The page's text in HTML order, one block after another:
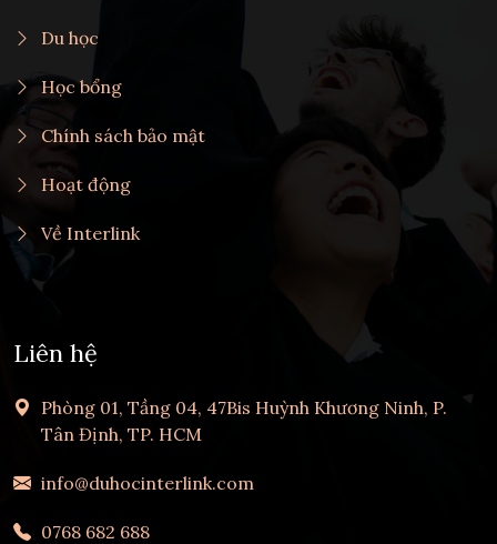
Du học
Học bổng
Chính sách bảo mật
Hoạt động
Về Interlink
Liên hệ
Phòng 01, Tầng 04, 47Bis Huỳnh Khương Ninh, P.
Tân Định, TP. HCM
info@duhocinterlink.com
0768 682 688